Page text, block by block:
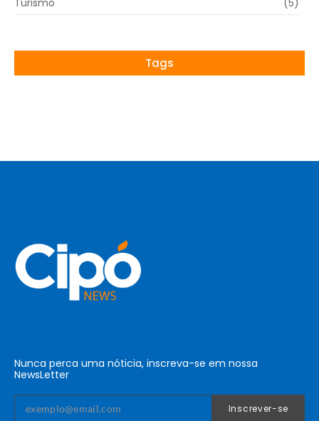
Turismo (5)
Tags
Nunca perca uma nóticia, inscreva-se em nossa
NewsLetter
Inscrever-se